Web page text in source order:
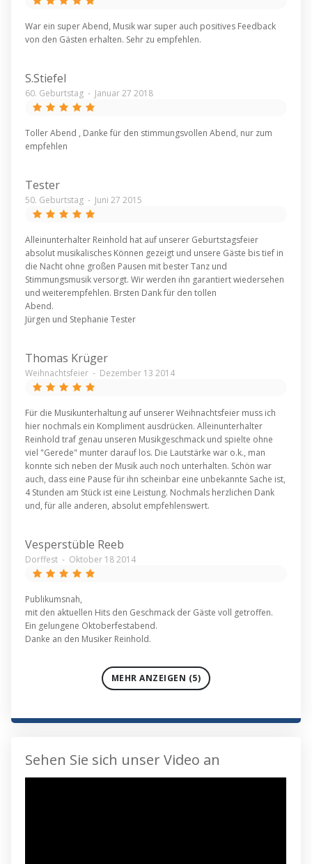
War ein super Abend, Musik war super auch positives Feedback
von den Gästen erhalten. Sehr zu empfehlen.
S.Stiefel
60. Geburtstag - Januar 27 2018
Toller Abend , Danke für den stimmungsvollen Abend, nur zum
empfehlen
Tester
50. Geburtstag - Juni 27 2015
Alleinunterhalter Reinhold hat auf unserer Geburtstagsfeier
absolut musikalisches Können gezeigt und unsere Gäste bis tief in
die Nacht ohne großen Pausen mit bester Tanz und
Stimmungsmusik versorgt. Wir werden ihn garantiert wiedersehen
und weiterempfehlen. Brsten Dank für den tollen
Abend.
Jürgen und Stephanie Tester
Thomas Krüger
Weihnachtsfeier - Dezember 13 2014
Für die Musikunterhaltung auf unserer Weihnachtsfeier muss ich
hier nochmals ein Kompliment ausdrücken. Alleinunterhalter
Reinhold traf genau unseren Musikgeschmack und spielte ohne
viel "Gerede" munter darauf los. Die Lautstärke war o.k., man
konnte sich neben der Musik auch noch unterhalten. Schön war
auch, dass eine Pause für ihn scheinbar eine unbekannte Sache ist,
4 Stunden am Stück ist eine Leistung. Nochmals herzlichen Dank
und, für alle anderen, absolut empfehlenswert.
Vesperstüble Reeb
Dorffest - Oktober 18 2014
Publikumsnah,
mit den aktuellen Hits den Geschmack der Gäste voll getroffen.
Ein gelungene Oktoberfestabend.
Danke an den Musiker Reinhold.
MEHR ANZEIGEN (5)
Sehen Sie sich unser Video an